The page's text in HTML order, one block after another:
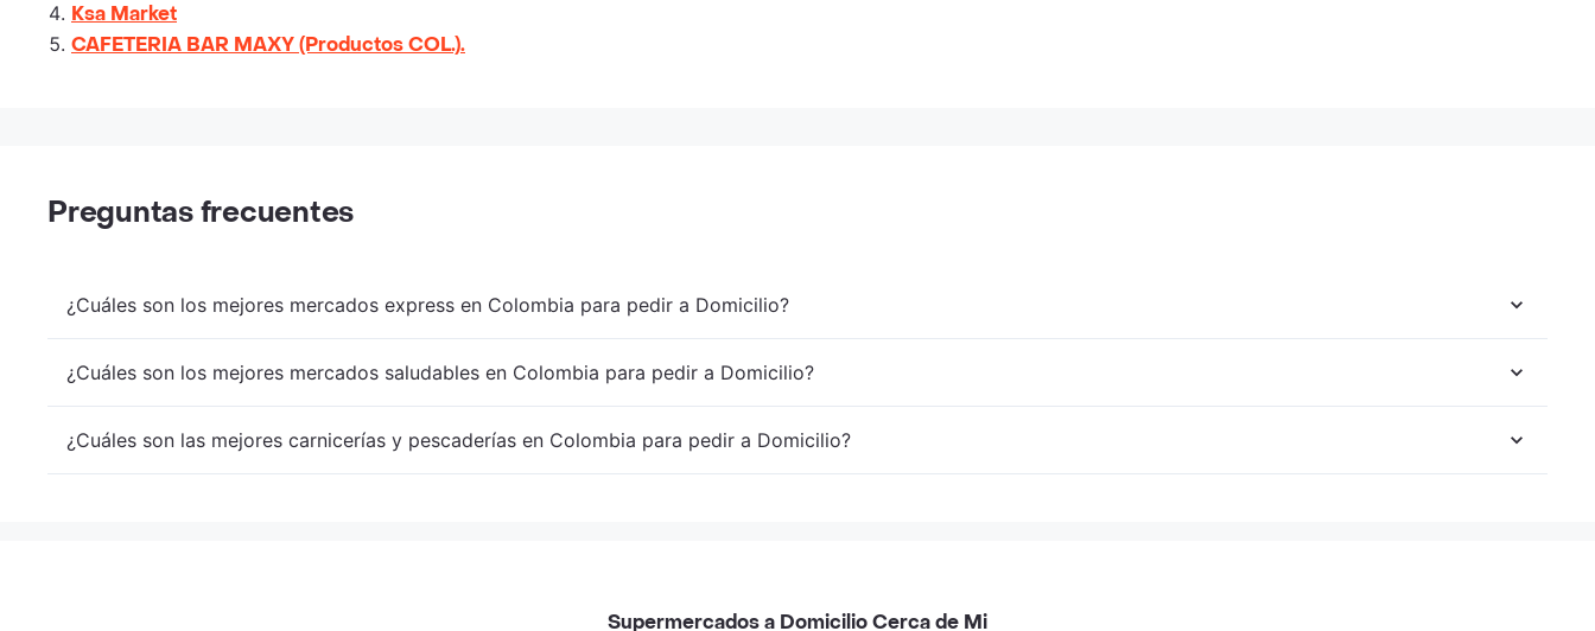
Ksa Market
CAFETERIA BAR MAXY (Productos COL.).
Preguntas frecuentes
¿Cuáles son los mejores mercados express en Colombia para pedir a Domicilio?
¿Cuáles son los mejores mercados saludables en Colombia para pedir a Domicilio?
¿Cuáles son las mejores carnicerías y pescaderías en Colombia para pedir a Domicilio?
Supermercados a Domicilio Cerca de Mi